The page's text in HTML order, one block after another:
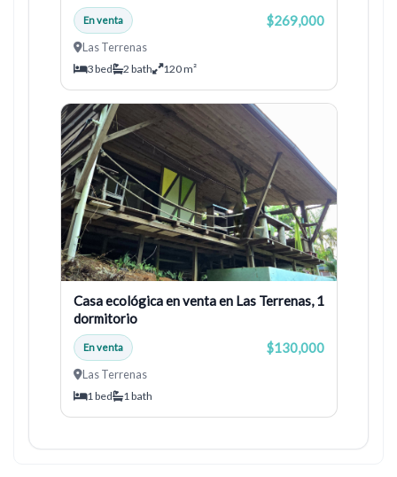
En venta $269,000
Las Terrenas
3 bed 2 bath 120 m²
Casa ecológica en venta en Las Terrenas, 1
dormitorio
En venta $130,000
Las Terrenas
1 bed 1 bath